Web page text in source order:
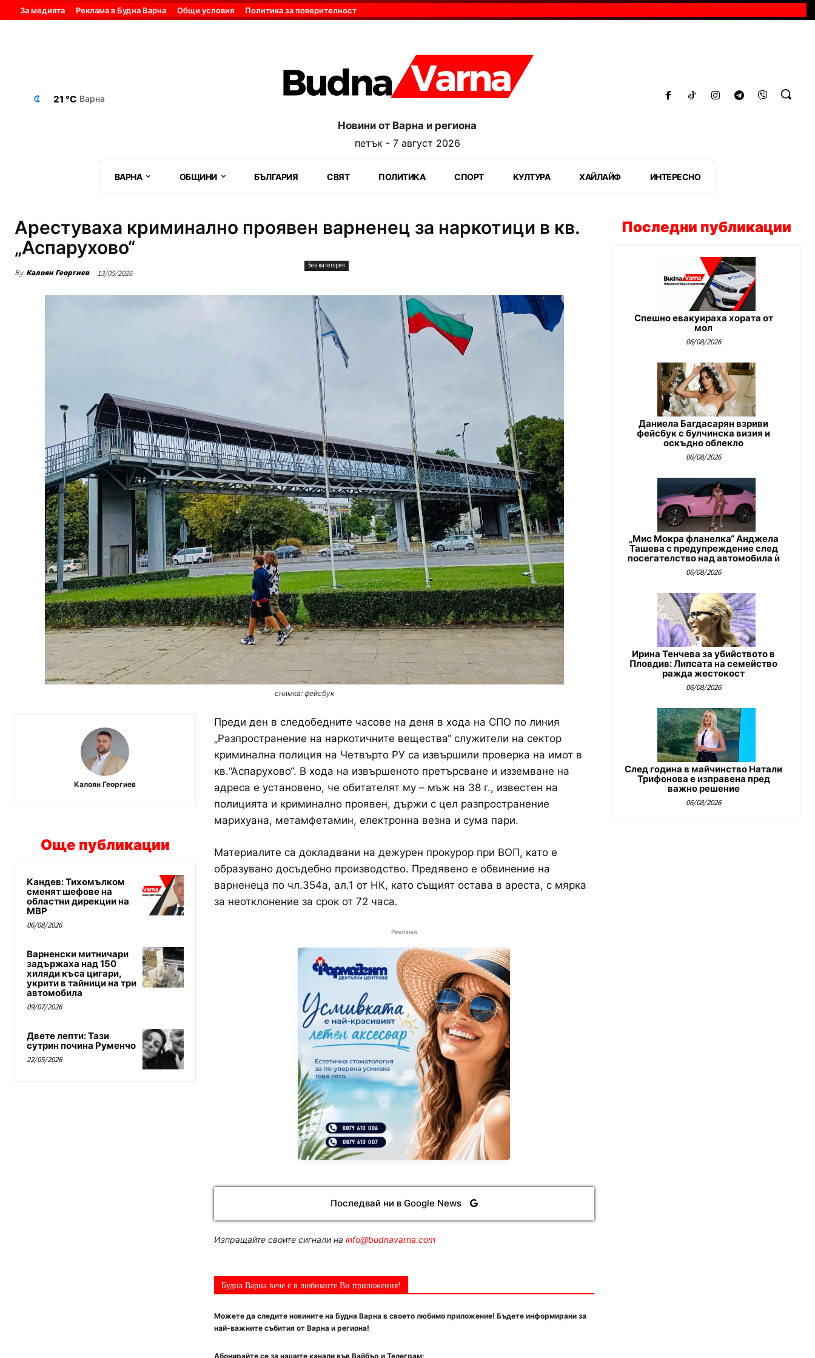
За медията Реклама в Будна Варна Общи условия Политика за поверителност
21 °C Варна
Новини от Варна и региона
петък - 7 август 2026
ВАРНА ОБЩИНИ БЪЛГАРИЯ СВЯТ ПОЛИТИКА СПОРТ КУЛТУРА ХАЙЛАЙФ ИНТЕРЕСНО
Арестуваха криминално проявен варненец за наркотици в кв.
„Аспарухово“
By Калоян Георгиев 13/05/2026
Без категория
снимка: фейсбук
Калоян Георгиев
Още публикации
Кандев: Тихомълком
сменят шефове на
областни дирекции на
МВР
06/08/2026
Варненски митничари
задържаха над 150
хиляди къса цигари,
укрити в тайници на три
автомобила
09/07/2026
Двете лепти: Тази
сутрин почина Руменчо
22/05/2026
Преди ден в следобедните часове на деня в хода на СПО по линия
„Разпространение на наркотичните вещества“ служители на сектор
криминална полиция на Четвърто РУ са извършили проверка на имот в
кв.“Аспарухово“. В хода на извършеното претърсване и изземване на
адреса е установено, че обитателят му – мъж на 38 г., известен на
полицията и криминално проявен, държи с цел разпространение
марихуана, метамфетамин, електронна везна и сума пари.
Материалите са докладвани на дежурен прокурор при ВОП, като е
образувано досъдебно производство. Предявено е обвинение на
варненеца по чл.354а, ал.1 от НК, като същият остава в ареста, с мярка
за неотклонение за срок от 72 часа.
Реклама
Последвай ни в Google News
Изпращайте своите сигнали на info@budnavarna.com
Будна Варна вече е в любимите Ви приложения!
Можете да следите новините на Будна Варна в своето любимо приложение! Бъдете информирани за
най-важните събития от Варна и региона!
Абонирайте се за нашите канали във Вайбър и Телеграм:
Последни публикации
Спешно евакуираха хората от
мол
06/08/2026
Даниела Багдасарян взриви
фейсбук с булчинска визия и
оскъдно облекло
06/08/2026
„Мис Мокра фланелка“ Анджела
Ташева с предупреждение след
посегателство над автомобила ѝ
06/08/2026
Ирина Тенчева за убийството в
Пловдив: Липсата на семейство
ражда жестокост
06/08/2026
След година в майчинство Натали
Трифонова е изправена пред
важно решение
06/08/2026